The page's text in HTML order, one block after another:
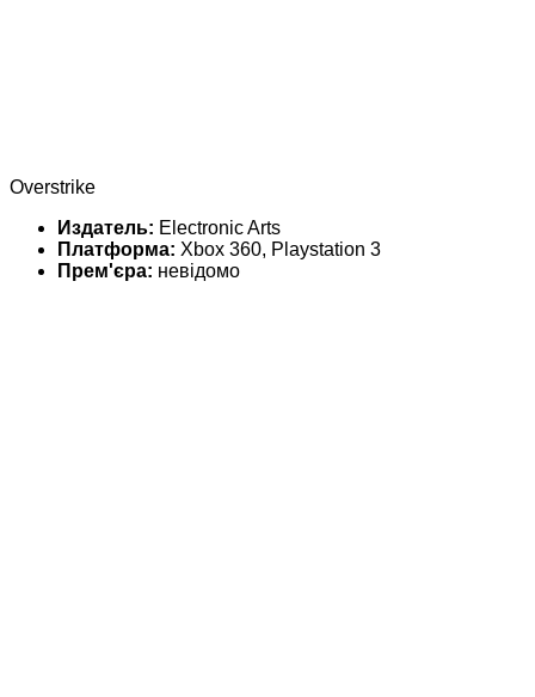
Overstrike
Издатель: Electronic Arts
Платформа: Xbox 360, Playstation 3
Прем'єра: невідомо